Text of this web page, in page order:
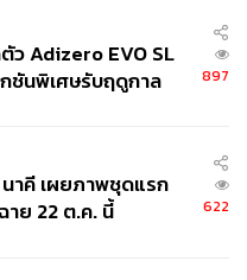
ว Adizero EVO SL
ชันพิเศษรับฤดูกาล
897
าคี เผยภาพชุดแรก
ย 22 ต.ค. นี้
622